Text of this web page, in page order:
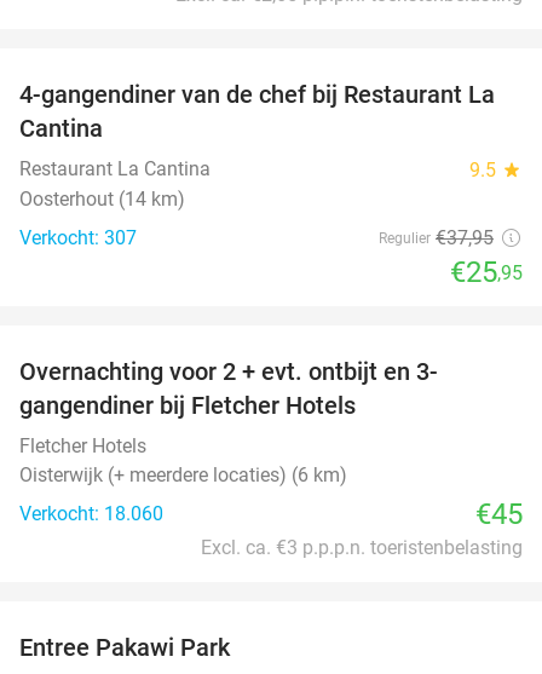
32%
4-gangendiner van de chef bij Restaurant La
Cantina
Restaurant La Cantina 9.5 star
Oosterhout (14 km)
Verkocht: 307
Regulier €37,95
€25,95
Overnachting voor 2 + evt. ontbijt en 3-
gangendiner bij Fletcher Hotels
Fletcher Hotels
Oisterwijk (+ meerdere locaties) (6 km)
Verkocht: 18.060
€45
Excl. ca. €3 p.p.p.n. toeristenbelasting
Entree Pakawi Park